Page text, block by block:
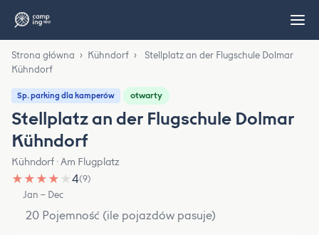
Strona główna › Kühndorf ›
Stellplatz an der Flugschule Dolmar
Kühndorf
Sp. parking dla kamperów otwarty
Stellplatz an der Flugschule Dolmar
Kühndorf
Kühndorf · Am Flugplatz
★ ★ ★ ★ ★4(9)
Jan – Dec
20 Pojemność (ile pojazdów pasuje)